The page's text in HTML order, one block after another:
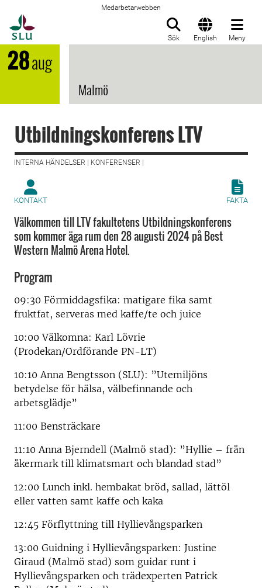
Medarbetarwebben
Sök English Meny
28aug
Malmö
Utbildningskonferens LTV
INTERNA HÄNDELSER | KONFERENSER |
KONTAKT FAKTA
Välkommen till LTV fakultetens Utbildningskonferens
som kommer äga rum den 28 augusti 2024 på Best
Western Malmö Arena Hotel.
Program
09:30 Förmiddagsfika: matigare fika samt
fruktfat, serveras med kaffe/te och juice
10:00 Välkomna: Karl Lövrie
(Prodekan/Ordförande PN-LT)
10:10 Anna Bengtsson (SLU): ”Utemiljöns
betydelse för hälsa, välbefinnande och
arbetsglädje”
11:00 Bensträckare
11:10 Anna Bjerndell (Malmö stad): ”Hyllie – från
åkermark till klimatsmart och blandad stad”
12:00 Lunch inkl. hembakat bröd, sallad, lättöl
eller vatten samt kaffe och kaka
12:45 Förflyttning till Hyllievångsparken
13:00 Guidning i Hyllievångsparken: Justine
Giraud (Malmö stad) som guidar runt i
Hyllievångsparken och trädexperten Patrick